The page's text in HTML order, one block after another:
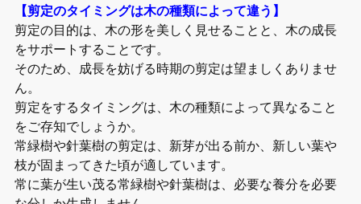
【剪定のタイミングは木の種類によって違う】
剪定の目的は、木の形を美しく見せることと、木の成長
をサポートすることです。
そのため、成長を妨げる時期の剪定は望ましくありませ
ん。
剪定をするタイミングは、木の種類によって異なること
をご存知でしょうか。
常緑樹や針葉樹の剪定は、新芽が出る前か、新しい葉や
枝が固まってきた頃が適しています。
常に葉が生い茂る常緑樹や針葉樹は、必要な養分を必要